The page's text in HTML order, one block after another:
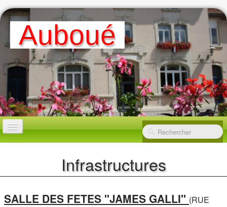
AUboué
Infrastructures
SALLE DES FETES "JAMES GALLI" (rUE